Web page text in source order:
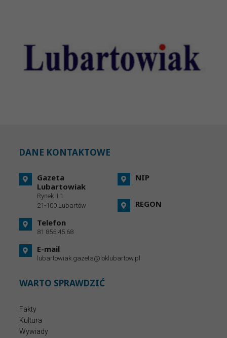
DANE KONTAKTOWE
Gazeta
Lubartowiak
Rynek II 1
21-100 Lubartów
Telefon
81 855 45 68
E-mail
lubartowiak.gazeta@loklubartow.pl
NIP
REGON
WARTO SPRAWDZIĆ
Fakty
Kultura
Wywiady